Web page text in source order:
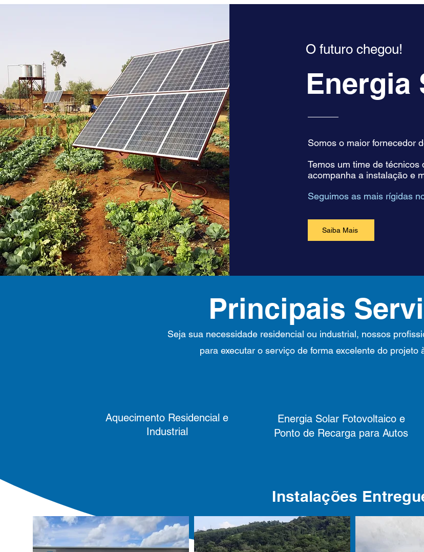
O futuro chegou!
Energia
Somos o maior fornecedor
Temos um time de técnicos
acompanha a instalação e
Seguimos as mais rígidas
Saiba Mais
Principais
Seja sua necessidade residencial ou industrial, nossos
para executar o serviço de forma excelente do projeto
Aquecimento Residencial e
Industrial
Energia Solar Fotovoltaico e
Ponto de Recarga para Autos
Instalações